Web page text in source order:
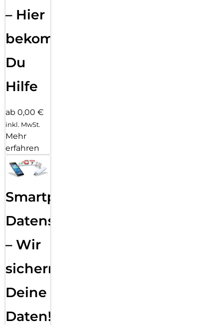
– Hier
bekommst
Du
Hilfe
ab 0,00 €
inkl. MwSt.
Mehr
erfahren
Smartphone
Datensicherung
– Wir
sichern
Deine
Daten!